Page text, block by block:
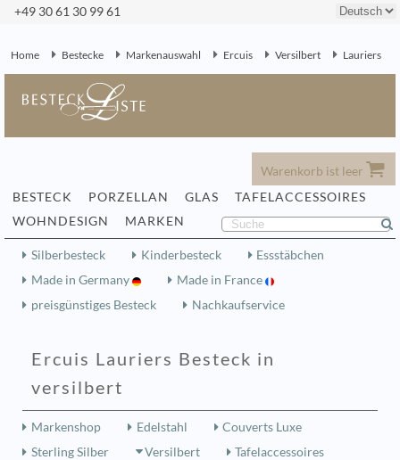
+49 30 61 30 99 61
Home Bestecke Markenauswahl Ercuis Versilbert Lauriers
Warenkorb ist leer
BESTECK
PORZELLAN GLAS
TAFELACCESSOIRES
WOHNDESIGN
MARKEN
Silberbesteck Kinderbesteck
Essstäbchen
Made in Germany
Made in France
preisgünstiges Besteck
Nachkaufservice
Ercuis Lauriers Besteck in
versilbert
Markenshop Edelstahl
Couverts Luxe
Sterling Silber
Versilbert Tafelaccessoires